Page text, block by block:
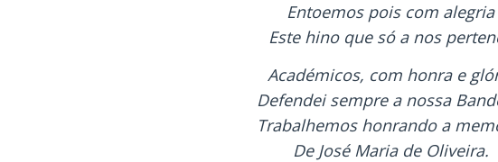
Entoemos pois com alegria
Este hino que só a nos
Académicos, com honra e
Defendei sempre a nossa
Trabalhemos honrando a
De José Maria de Oliveira.